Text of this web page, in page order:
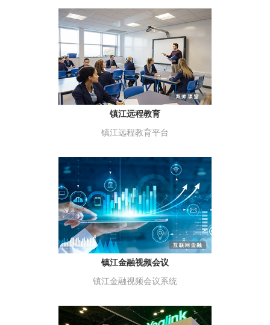
镇江远程教育
镇江远程教育平台
镇江金融视频会议
镇江金融视频会议系统